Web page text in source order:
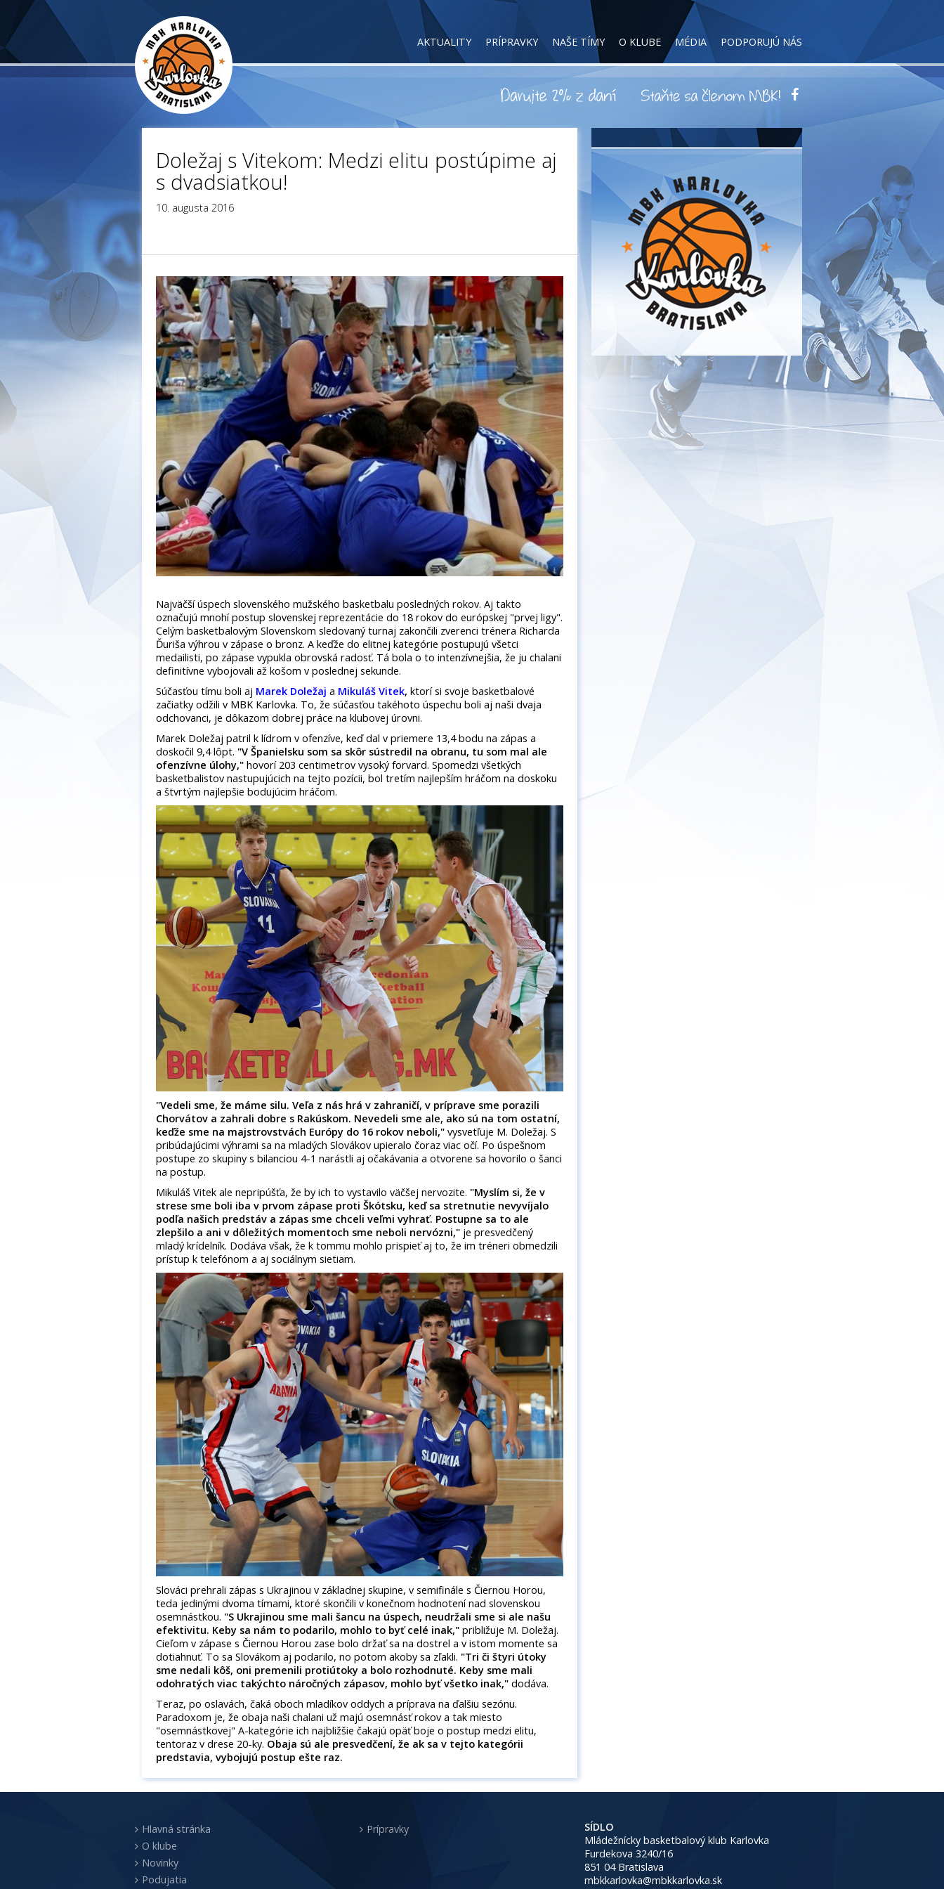
AKTUALITY PRÍPRAVKY NAŠE TÍMY O KLUBE MÉDIA PODPORUJÚ NÁS
Doležaj s Vitekom: Medzi elitu postúpime aj
s dvadsiatkou!
10. augusta 2016
Najväčší úspech slovenského mužského basketbalu posledných rokov. Aj takto
označujú mnohí postup slovenskej reprezentácie do 18 rokov do európskej "prvej ligy".
Celým basketbalovým Slovenskom sledovaný turnaj zakončili zverenci trénera Richarda
Ďuriša výhrou v zápase o bronz. A keďže do elitnej kategórie postupujú všetci
medailisti, po zápase vypukla obrovská radosť. Tá bola o to intenzívnejšia, že ju chalani
definitívne vybojovali až košom v poslednej sekunde.
Súčasťou tímu boli aj Marek Doležaj a Mikuláš Vitek, ktorí si svoje basketbalové
začiatky odžili v MBK Karlovka. To, že súčasťou takéhoto úspechu boli aj naši dvaja
odchovanci, je dôkazom dobrej práce na klubovej úrovni.
Marek Doležaj patril k lídrom v ofenzíve, keď dal v priemere 13,4 bodu na zápas a
doskočil 9,4 lôpt. "V Španielsku som sa skôr sústredil na obranu, tu som mal ale
ofenzívne úlohy," hovorí 203 centimetrov vysoký forvard. Spomedzi všetkých
basketbalistov nastupujúcich na tejto pozícii, bol tretím najlepším hráčom na doskoku
a štvrtým najlepšie bodujúcim hráčom.
"Vedeli sme, že máme silu. Veľa z nás hrá v zahraničí, v príprave sme porazili
Chorvátov a zahrali dobre s Rakúskom. Nevedeli sme ale, ako sú na tom ostatní,
keďže sme na majstrovstvách Európy do 16 rokov neboli," vysvetľuje M. Doležaj. S
pribúdajúcimi výhrami sa na mladých Slovákov upieralo čoraz viac očí. Po úspešnom
postupe zo skupiny s bilanciou 4-1 narástli aj očakávania a otvorene sa hovorilo o šanci
na postup.
Mikuláš Vitek ale nepripúšťa, že by ich to vystavilo väčšej nervozite. "Myslím si, že v
strese sme boli iba v prvom zápase proti Škótsku, keď sa stretnutie nevyvíjalo
podľa našich predstáv a zápas sme chceli veľmi vyhrať. Postupne sa to ale
zlepšilo a ani v dôležitých momentoch sme neboli nervózni," je presvedčený
mladý krídelník. Dodáva však, že k tommu mohlo prispieť aj to, že im tréneri obmedzili
prístup k telefónom a aj sociálnym sietiam.
Slováci prehrali zápas s Ukrajinou v základnej skupine, v semifinále s Čiernou Horou,
teda jedinými dvoma tímami, ktoré skončili v konečnom hodnotení nad slovenskou
osemnástkou. "S Ukrajinou sme mali šancu na úspech, neudržali sme si ale našu
efektivitu. Keby sa nám to podarilo, mohlo to byť celé inak," približuje M. Doležaj.
Cieľom v zápase s Čiernou Horou zase bolo držať sa na dostrel a v istom momente sa
dotiahnuť. To sa Slovákom aj podarilo, no potom akoby sa zľakli. "Tri či štyri útoky
sme nedali kôš, oni premenili protiútoky a bolo rozhodnuté. Keby sme mali
odohratých viac takýchto náročných zápasov, mohlo byť všetko inak," dodáva.
Teraz, po oslavách, čaká oboch mladíkov oddych a príprava na ďalšiu sezónu.
Paradoxom je, že obaja naši chalani už majú osemnásť rokov a tak miesto
"osemnástkovej" A-kategórie ich najbližšie čakajú opäť boje o postup medzi elitu,
tentoraz v drese 20-ky. Obaja sú ale presvedčení, že ak sa v tejto kategórii
predstavia, vybojujú postup ešte raz.
Hlavná stránka
O klube
Novinky
Podujatia
Prípravky
SÍDLO
Mládežnícky basketbalový klub Karlovka
Furdekova 3240/16
851 04 Bratislava
mbkkarlovka@mbkkarlovka.sk